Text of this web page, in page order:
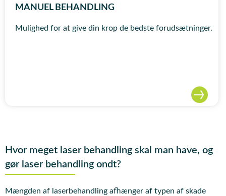
MANUEL BEHANDLING
Mulighed for at give din krop de bedste forudsætninger.
Hvor meget laser behandling skal man have, og
gør laser behandling ondt?
Mængden af laserbehandling afhænger af typen af skade